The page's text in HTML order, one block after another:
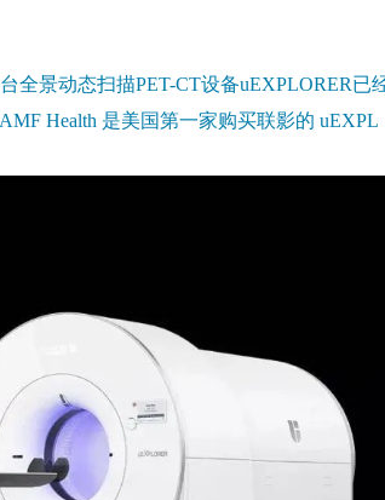
全景动态扫描PET-CT设备uEXPLORER已
Health 是美国第一家购买联影的 uEXPL